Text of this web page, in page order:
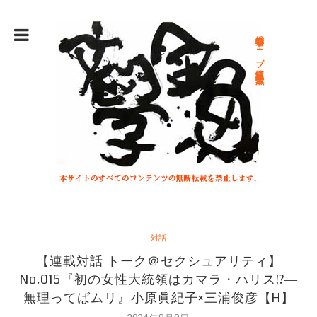
総合文学ウェブ情報誌 文学金魚
対話
【連載対話 トーク＠セクシュアリティ】
No.015『初の女性大統領はカマラ・ハリス!?―
無理ってばムリ』小原眞紀子×三浦俊彦【H】